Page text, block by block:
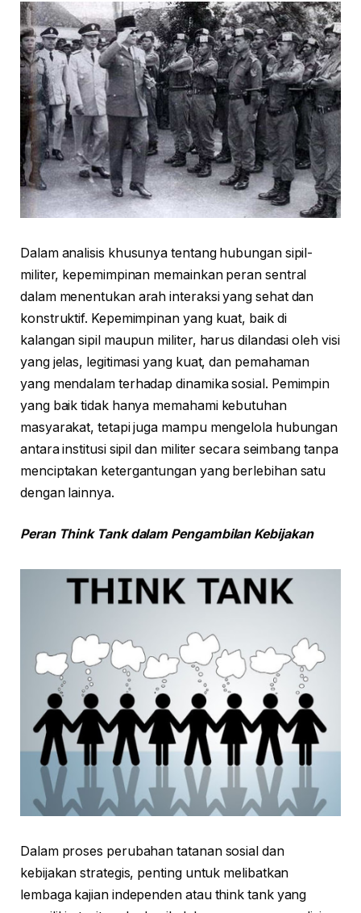
Dalam analisis khusunya tentang hubungan sipil-
militer, kepemimpinan memainkan peran sentral
dalam menentukan arah interaksi yang sehat dan
konstruktif. Kepemimpinan yang kuat, baik di
kalangan sipil maupun militer, harus dilandasi oleh visi
yang jelas, legitimasi yang kuat, dan pemahaman
yang mendalam terhadap dinamika sosial. Pemimpin
yang baik tidak hanya memahami kebutuhan
masyarakat, tetapi juga mampu mengelola hubungan
antara institusi sipil dan militer secara seimbang tanpa
menciptakan ketergantungan yang berlebihan satu
dengan lainnya.
Peran Think Tank dalam Pengambilan Kebijakan
Dalam proses perubahan tatanan sosial dan
kebijakan strategis, penting untuk melibatkan
lembaga kajian independen atau think tank yang